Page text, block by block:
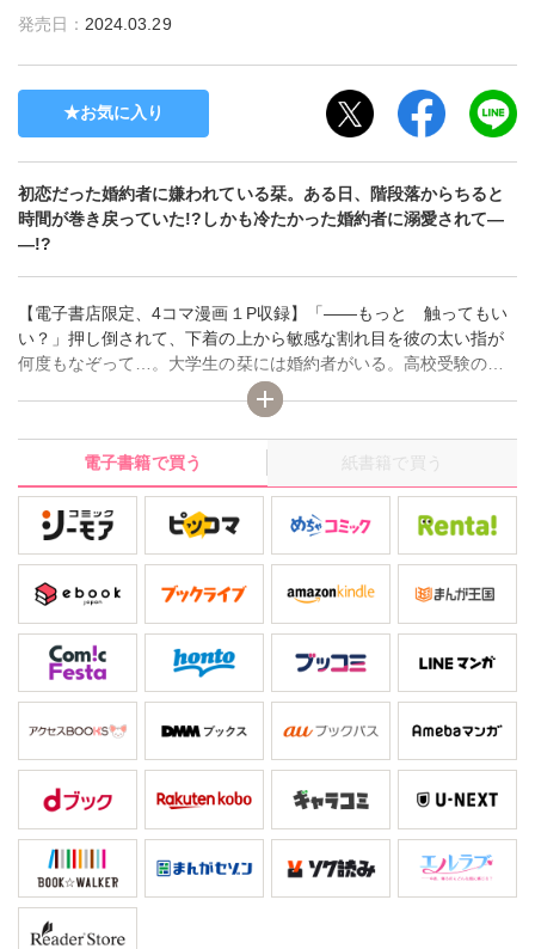
発売日： 2024.03.29
お気に入り
初恋だった婚約者に嫌われている栞。ある日、階段落からちると
時間が巻き戻っていた!?しかも冷たかった婚約者に溺愛されて―
―!?
【電子書店限定、4コマ漫画１P収録】「――もっと 触ってもい
い？」押し倒されて、下着の上から敏感な割れ目を彼の太い指が
何度もなぞって…。大学生の栞には婚約者がいる。高校受験の時
に家庭教師をしてくれた初恋の人・波多野真央さん。母親から真
央さんが結婚相手を探していると聞き、喜んで婚約を受けた栞。
けれど、久しぶりに会った真央さんは冷たい態度。好きになって
もらいたいと奮闘するも空回りばかりで…。ある日、真央さんか
ら大事な話があると自宅に呼ばれて行くと、見知らぬ女性と真央
さんの親密な姿を目撃してしまい――。ショックをうけた栞は、
誤って足を滑らせ階段から落ちてしまう。気がつくと自宅のベッ
ドの上に寝ていた栞は、なぜか時が3ヵ月前に巻きもどっていて!?
嫌われていたはずの真央さんに、なぜか溺愛されてしまい――!?
電子書籍で買う 紙書籍で買う